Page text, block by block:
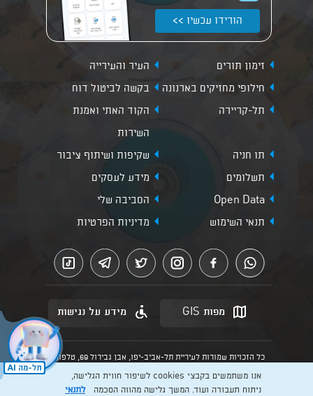
הורידו עכשיו >>
זימון תורים
העיר והעירייה
חילופי מחזיקים בארנונה
בקשה לביטול דוח
תל-קריירה
הקוד האתי ואמנת
השירות
תו חניה
שקיפות ושיתוף ציבור
תשלומים
מידע לעסקים
Open Data
הסביבה שלי
תנאי השימוש
מדיניות הפרטיות
מפות GIS מידע על נגישות
כל הזכויות שמורות לעיריית תל-אביב-יפו, אבן גבירול 69, טלפון:
הנוסח המחייב הוא זה הקבוע בהוראות הדין הרלוונטיות כפי שתהיינה
בתוקף מעת לעת
אנו משתמשים בקבצי cookies לשיפור חווית הגלישה,
ניתוח תעבורה ועוד. המשך גלישה מהווה הסכמהלתנאי